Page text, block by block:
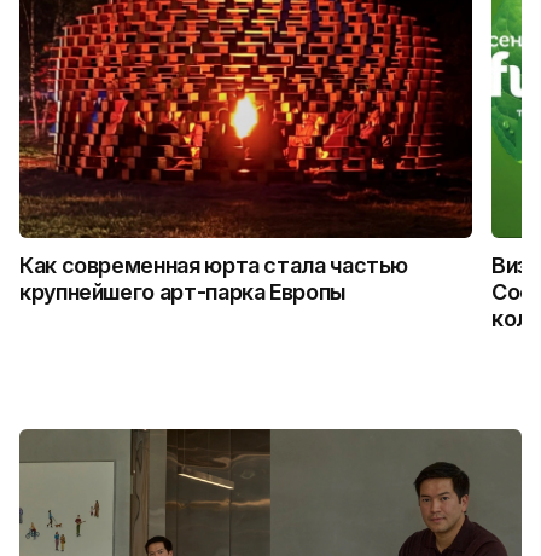
Как современная юрта стала частью
крупнейшего арт-парка Европы